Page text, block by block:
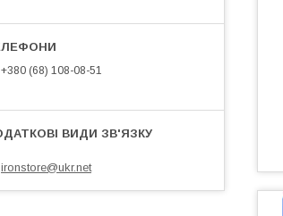
+380 (68) 108-08-51
ironstore@ukr.net